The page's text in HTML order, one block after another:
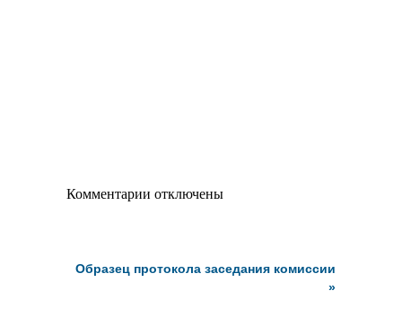
Комментарии отключены
Образец протокола заседания комиссии
»